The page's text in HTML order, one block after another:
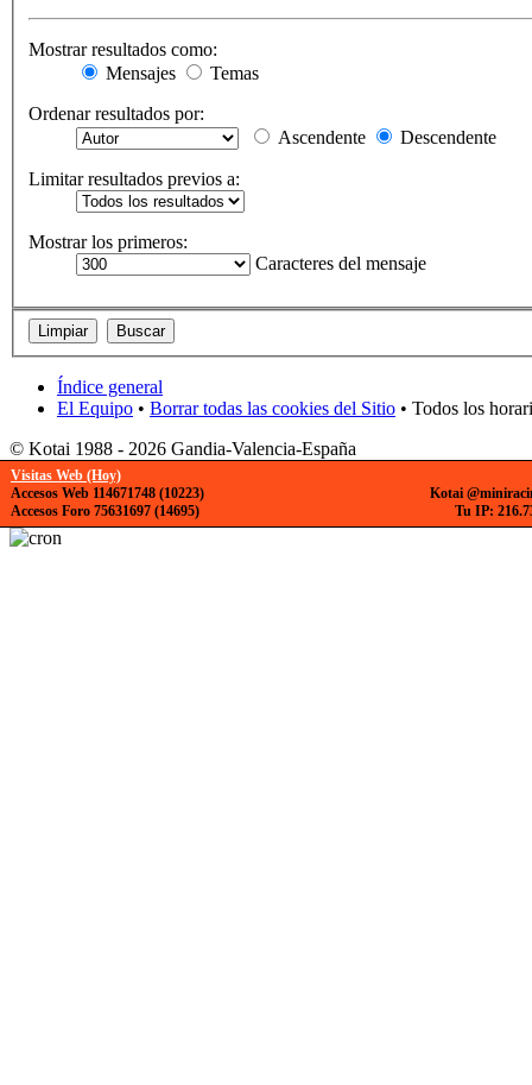
Mostrar resultados como:
Mensajes
Temas
Ordenar resultados por:
Ascendente
Descendente
Limitar resultados previos a:
Mostrar los primeros:
Caracteres del mensaje
Índice general
El Equipo • Borrar todas las cookies del Sitio • Todos los
© Kotai 1988 - 2026 Gandia-Valencia-España
Visitas Web (Hoy)
Accesos Web 114671748 (10223)
Accesos Foro 75631697 (14695)
Kotai
Tu IP: